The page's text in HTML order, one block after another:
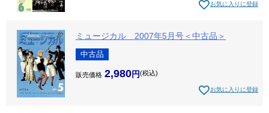
お気に入りに登録
ミュージカル 2007年5月号＜中古品＞
中古品
販売価格 2,980 税込
お気に入りに登録